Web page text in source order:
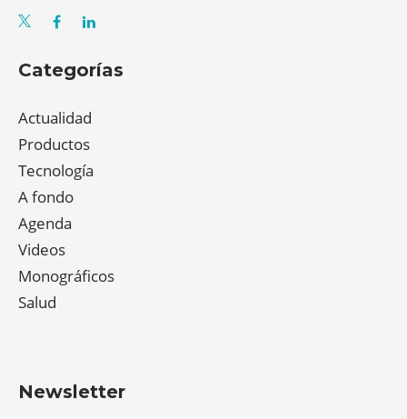
Categorías
Actualidad
Productos
Tecnología
A fondo
Agenda
Videos
Monográficos
Salud
Newsletter